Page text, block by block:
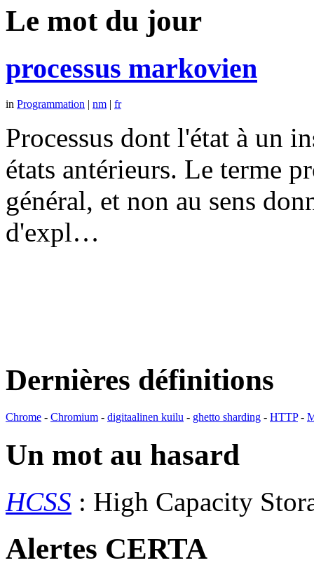
Le mot du jour
processus markovien
in Programmation | nm | fr
Processus dont l'état à un
états antérieurs. Le terme
général, et non au sens
d'expl…
Dernières définitions
Chrome - Chromium - digitaalinen kuilu - ghetto sharding - HTTP-
Un mot au hasard
HCSS : High Capacity
Alertes CERTA